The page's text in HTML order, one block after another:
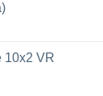
10x2 VR